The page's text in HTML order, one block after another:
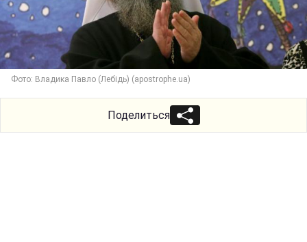
Фото: Владика Павло (Лебідь) (apostrophe.ua)
Поделиться